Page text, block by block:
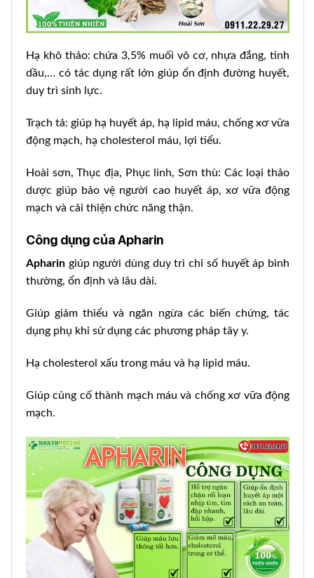
Hạ khô thảo: chứa 3,5% muối vô cơ, nhựa đắng, tinh
dầu,… có tác dụng rất lớn giúp ổn định đường huyết,
duy trì sinh lực.
Trạch tả: giúp hạ huyết áp, hạ lipid máu, chống xơ vữa
động mạch, hạ cholesterol máu, lợi tiểu.
Hoài sơn, Thục địa, Phục linh, Sơn thù: Các loại thảo
dược giúp bảo vệ người cao huyết áp, xơ vữa động
mạch và cải thiện chức năng thận.
Công dụng của Apharin
Apharin giúp người dùng duy trì chỉ số huyết áp bình
thường, ổn định và lâu dài.
Giúp giảm thiểu và ngăn ngừa các biến chứng, tác
dụng phụ khi sử dụng các phương pháp tây y.
Hạ cholesterol xấu trong máu và hạ lipid máu.
Giúp củng cố thành mạch máu và chống xơ vữa động
mạch.